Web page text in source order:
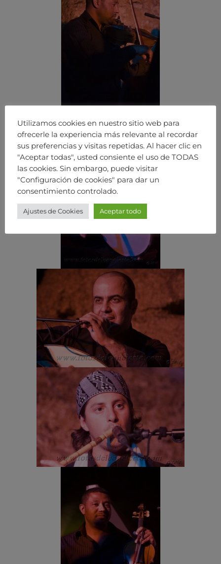
Utilizamos cookies en nuestro sitio web para
ofrecerle la experiencia más relevante al recordar
sus preferencias y visitas repetidas. Al hacer clic en
"Aceptar todas", usted consiente el uso de TODAS
las cookies. Sin embargo, puede visitar
"Configuración de cookies" para dar un
consentimiento controlado.
Ajustes de Cookies Aceptar todo